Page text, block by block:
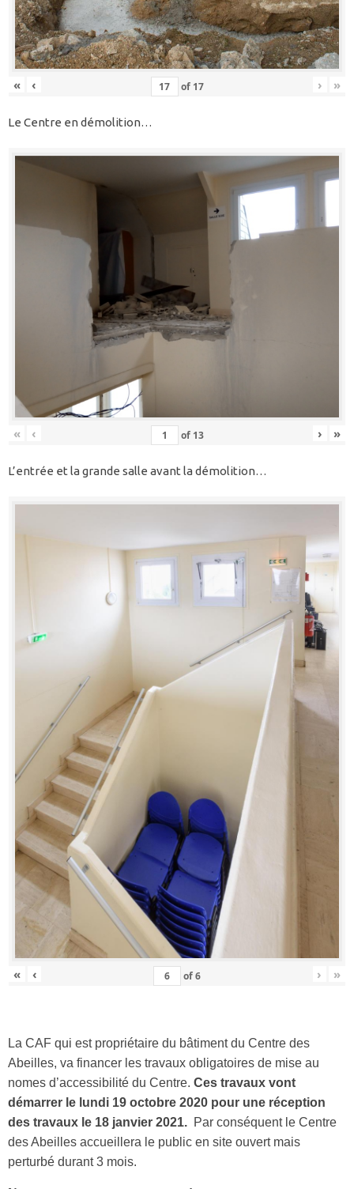
« ‹ of 17 › »
Le Centre en démolition…
« ‹ of 13 › »
L’entrée et la grande salle avant la démolition…
« ‹ of6 › »
La CAF qui est propriétaire du bâtiment du Centre des
Abeilles, va financer les travaux obligatoires de mise au
nomes d’accessibilité du Centre. Ces travaux vont
démarrer le lundi 19 octobre 2020 pour une réception
des travaux le 18 janvier 2021. Par conséquent le Centre
des Abeilles accueillera le public en site ouvert mais
perturbé durant 3 mois.